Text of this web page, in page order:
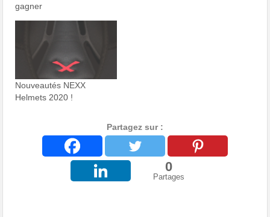
gagner
Nouveautés NEXX
Helmets 2020 !
Partagez sur :
0
Partages